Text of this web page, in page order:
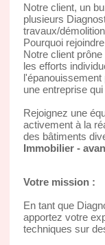
Notre client, un
plusieurs
travaux/
Pourquoi
Notre client
les efforts
une entreprise
Rejoignez une
activement à la
des bâtiments
Immobilier -
Votre mission :
En tant que
apportez votre
techniques sur